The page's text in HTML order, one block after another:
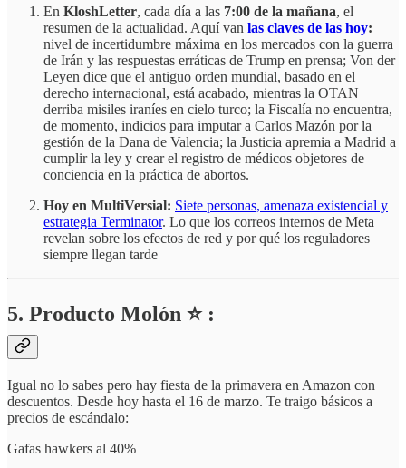
En KloshLetter, cada día a las 7:00 de la mañana, el
resumen de la actualidad. Aquí van las claves de las hoy:
nivel de incertidumbre máxima en los mercados con la guerra
de Irán y las respuestas erráticas de Trump en prensa; Von der
Leyen dice que el antiguo orden mundial, basado en el
derecho internacional, está acabado, mientras la OTAN
derriba misiles iraníes en cielo turco; la Fiscalía no encuentra,
de momento, indicios para imputar a Carlos Mazón por la
gestión de la Dana de Valencia; la Justicia apremia a Madrid a
cumplir la ley y crear el registro de médicos objetores de
conciencia en la práctica de abortos.
Hoy en MultiVersial: Siete personas, amenaza existencial y
estrategia Terminator. Lo que los correos internos de Meta
revelan sobre los efectos de red y por qué los reguladores
siempre llegan tarde
5. Producto Molón ⭐ :
Igual no lo sabes pero hay fiesta de la primavera en Amazon con
descuentos. Desde hoy hasta el 16 de marzo. Te traigo básicos a
precios de escándalo:
Gafas hawkers al 40%